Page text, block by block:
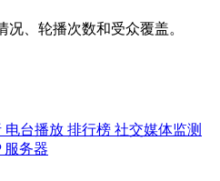
、轮播次数和受众覆盖。
电台播放 排行榜 社交媒体监测
服务器